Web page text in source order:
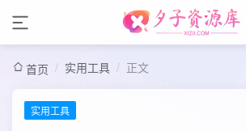
首页 / 实用工具 / 正文
实用工具